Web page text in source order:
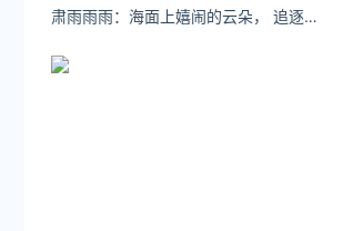
肃雨雨雨：海面上嬉闹的云朵， 追逐着相似的我， 初次吹着这样有点令人怀念的风。